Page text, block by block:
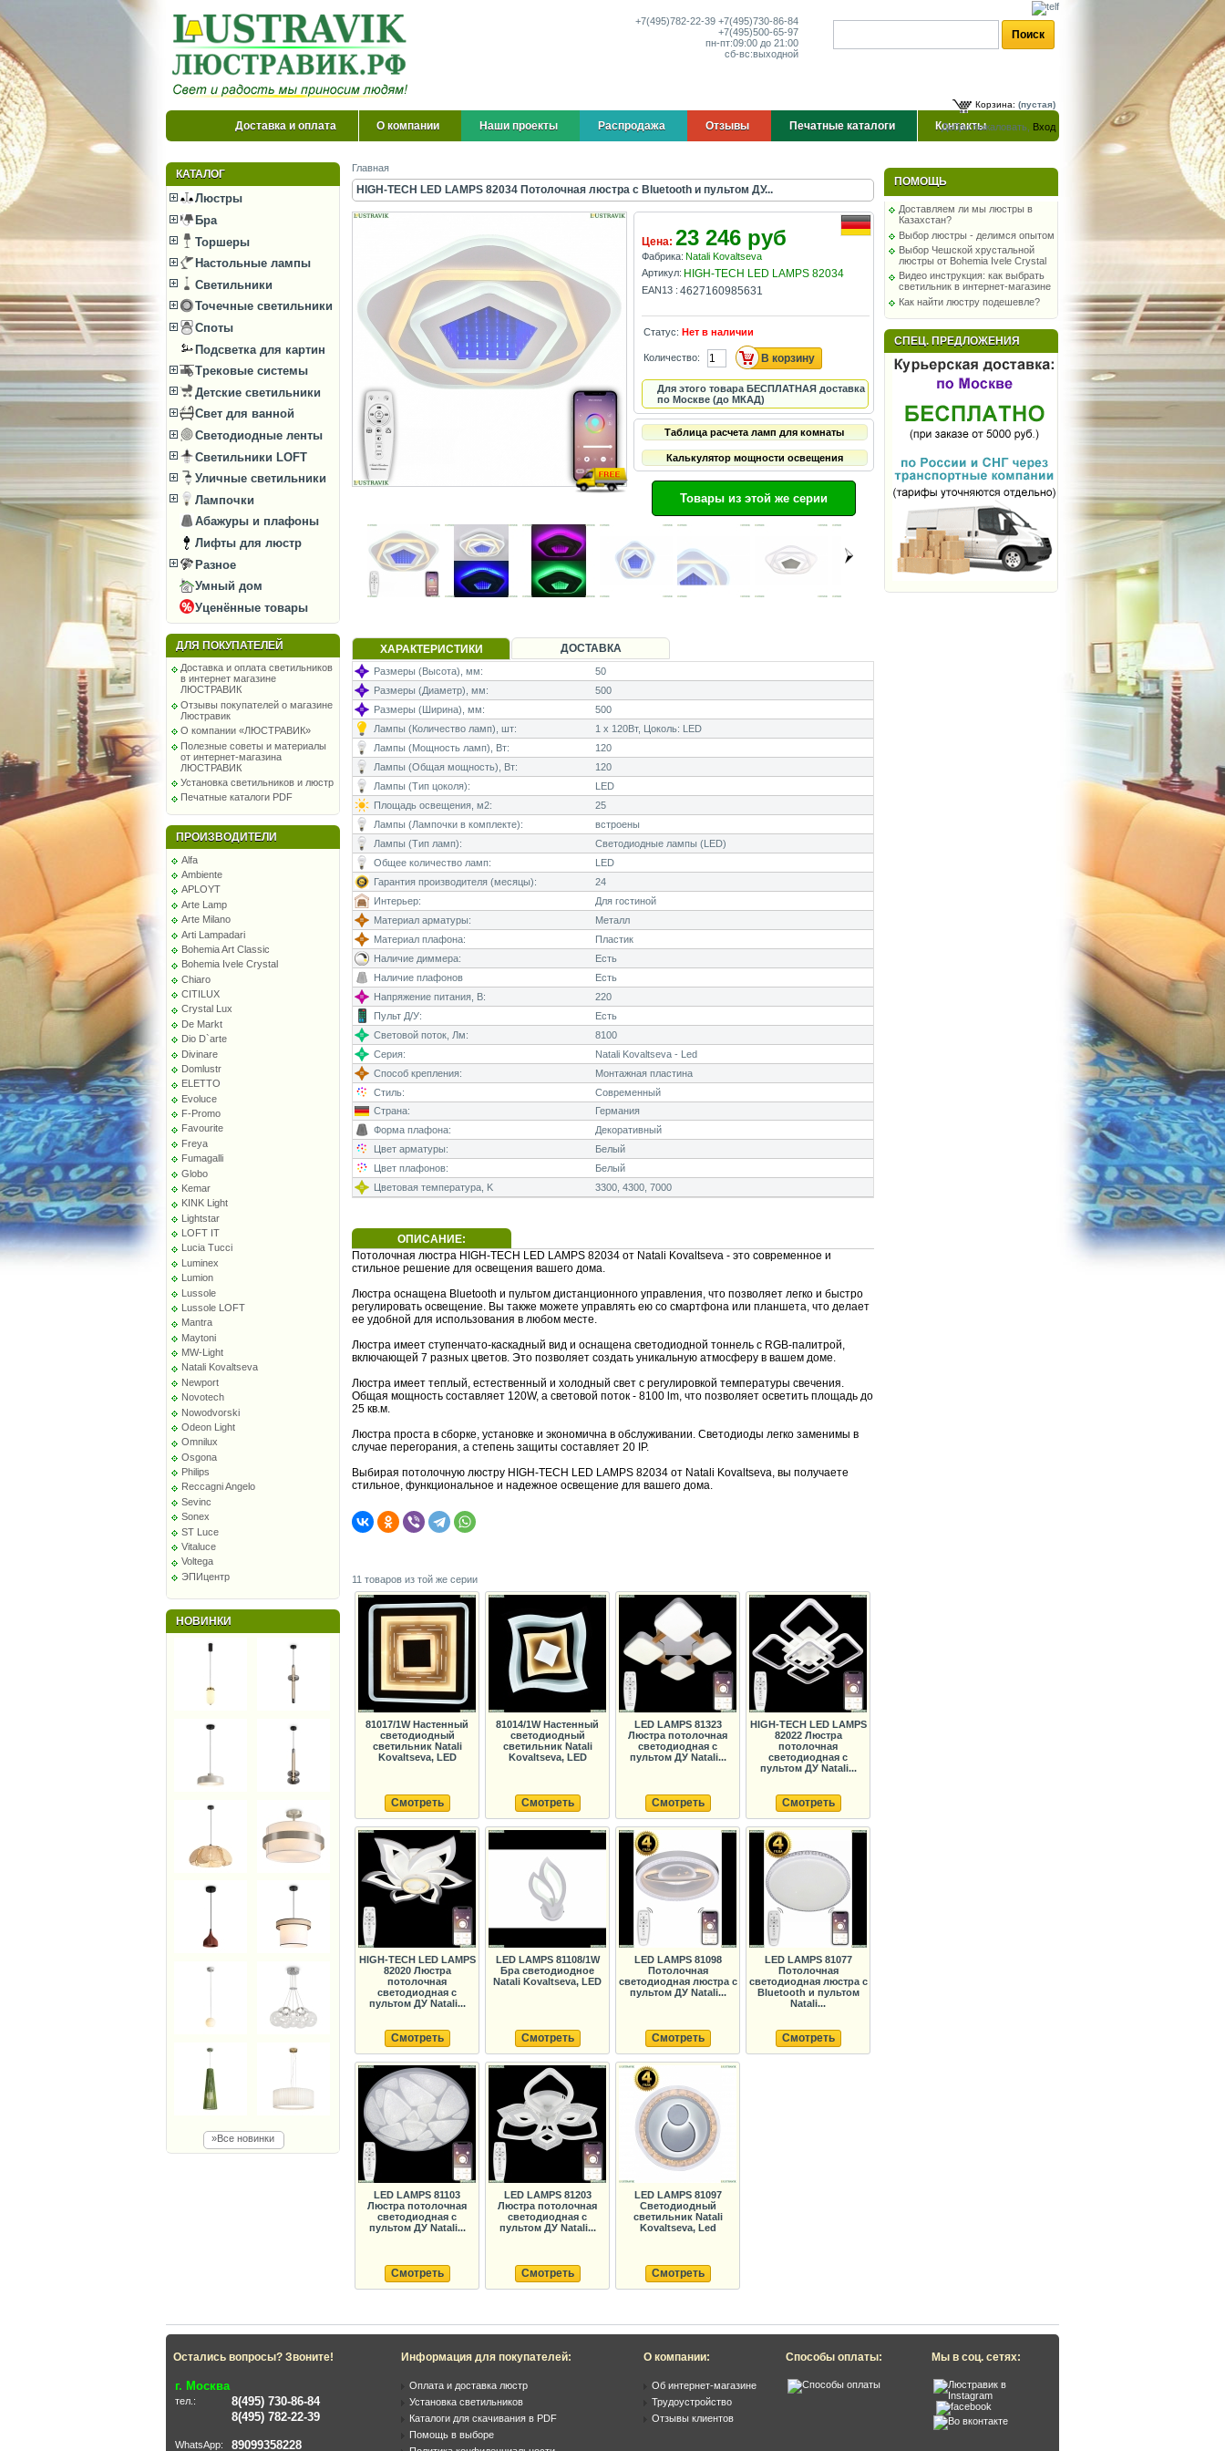
+7(495)782-22-39 +7(495)730-86-84
+7(495)500-65-97
пн-пт:09:00 до 21:00
сб-вс:выходной
Корзина: (пустая)
Добро пожаловать, Вход
Доставка и оплата О компании Наши проекты Распродажа Отзывы Печатные каталоги Контакты
КАТАЛОГ
Люстры
Бра
Торшеры
Настольные лампы
Светильники
Точечные светильники
Споты
Подсветка для картин
Трековые системы
Детские светильники
Свет для ванной
Светодиодные ленты
Светильники LOFT
Уличные светильники
Лампочки
Абажуры и плафоны
Лифты для люстр
Разное
Умный дом
Уценённые товары
ДЛЯ ПОКУПАТЕЛЕЙ
Доставка и оплата светильников
в интернет магазине
ЛЮСТРАВИК
Отзывы покупателей о магазине
Люстравик
О компании «ЛЮСТРАВИК»
Полезные советы и материалы
от интернет-магазина
ЛЮСТРАВИК
Установка светильников и люстр
Печатные каталоги PDF
ПРОИЗВОДИТЕЛИ
Alfa
Ambiente
APLOYT
Arte Lamp
Arte Milano
Arti Lampadari
Bohemia Art Classic
Bohemia Ivele Crystal
Chiaro
CITILUX
Crystal Lux
De Markt
Dio D`arte
Divinare
Domlustr
ELETTO
Evoluce
F-Promo
Favourite
Freya
Fumagalli
Globo
Kemar
KINK Light
Lightstar
LOFT IT
Lucia Tucci
Luminex
Lumion
Lussole
Lussole LOFT
Mantra
Maytoni
MW-Light
Natali Kovaltseva
Newport
Novotech
Nowodvorski
Odeon Light
Omnilux
Osgona
Philips
Reccagni Angelo
Sevinc
Sonex
ST Luce
Vitaluce
Voltega
ЭПИцентр
НОВИНКИ
»Все новинки
Главная
HIGH-TECH LED LAMPS 82034 Потолочная люстра с Bluetooth и пультом ДУ...
Цена: 23 246 руб
Фабрика: Natali Kovaltseva
Артикул: HIGH-TECH LED LAMPS 82034
EAN13 : 4627160985631
Статус: Нет в наличии
Количество:
Для этого товара БЕСПЛАТНАЯ доставка
по Москве (до МКАД)
Таблица расчета ламп для комнаты
Калькулятор мощности освещения
Товары из этой же серии
ХАРАКТЕРИСТИКИ ДОСТАВКА
Размеры (Высота), мм:
50
Размеры (Диаметр), мм:
500
Размеры (Ширина), мм:
500
Лампы (Количество ламп), шт:
1 x 120Вт, Цоколь: LED
Лампы (Мощность ламп), Вт:
120
Лампы (Общая мощность), Вт:
120
Лампы (Тип цоколя):
LED
Площадь освещения, м2:
25
Лампы (Лампочки в комплекте):
встроены
Лампы (Тип ламп):
Светодиодные лампы (LED)
Общее количество ламп:
LED
Гарантия производителя (месяцы):
24
Интерьер:
Для гостиной
Материал арматуры:
Металл
Материал плафона:
Пластик
Наличие диммера:
Есть
Наличие плафонов
Есть
Напряжение питания, В:
220
Пульт Д/У:
Есть
Световой поток, Лм:
8100
Серия:
Natali Kovaltseva - Led
Способ крепления:
Монтажная пластина
Стиль:
Современный
Страна:
Германия
Форма плафона:
Декоративный
Цвет арматуры:
Белый
Цвет плафонов:
Белый
Цветовая температура, K
3300, 4300, 7000
ОПИСАНИЕ:
Потолочная люстра HIGH-TECH LED LAMPS 82034 от Natali Kovaltseva - это современное и
стильное решение для освещения вашего дома.
Люстра оснащена Bluetooth и пультом дистанционного управления, что позволяет легко и быстро
регулировать освещение. Вы также можете управлять ею со смартфона или планшета, что делает
ее удобной для использования в любом месте.
Люстра имеет ступенчато-каскадный вид и оснащена светодиодной тоннель с RGB-палитрой,
включающей 7 разных цветов. Это позволяет создать уникальную атмосферу в вашем доме.
Люстра имеет теплый, естественный и холодный свет с регулировкой температуры свечения.
Общая мощность составляет 120W, а световой поток - 8100 lm, что позволяет осветить площадь до
25 кв.м.
Люстра проста в сборке, установке и экономична в обслуживании. Светодиоды легко заменимы в
случае перегорания, а степень защиты составляет 20 IP.
Выбирая потолочную люстру HIGH-TECH LED LAMPS 82034 от Natali Kovaltseva, вы получаете
стильное, функциональное и надежное освещение для вашего дома.
11 товаров из той же серии
81017/1W Настенный
светодиодный
светильник Natali
Kovaltseva, LED
Смотреть
81014/1W Настенный
светодиодный
светильник Natali
Kovaltseva, LED
Смотреть
LED LAMPS 81323
Люстра потолочная
светодиодная с
пультом ДУ Natali...
Смотреть
HIGH-TECH LED LAMPS
82022 Люстра
потолочная
светодиодная с
пультом ДУ Natali...
Смотреть
HIGH-TECH LED LAMPS
82020 Люстра
потолочная
светодиодная с
пультом ДУ Natali...
Смотреть
LED LAMPS 81108/1W
Бра светодиодное
Natali Kovaltseva, LED
Смотреть
LED LAMPS 81098
Потолочная
светодиодная люстра с
пультом ДУ Natali...
Смотреть
LED LAMPS 81077
Потолочная
светодиодная люстра с
Bluetooth и пультом
Natali...
Смотреть
LED LAMPS 81103
Люстра потолочная
светодиодная с
пультом ДУ Natali...
Смотреть
LED LAMPS 81203
Люстра потолочная
светодиодная с
пультом ДУ Natali...
Смотреть
LED LAMPS 81097
Светодиодный
светильник Natali
Kovaltseva, Led
Смотреть
ПОМОЩЬ
Доставляем ли мы люстры в
Казахстан?
Выбор люстры - делимся опытом
Выбор Чешской хрустальной
люстры от Bohemia Ivele Crystal
Видео инструкция: как выбрать
светильник в интернет-магазине
Как найти люстру подешевле?
СПЕЦ. ПРЕДЛОЖЕНИЯ
Остались вопросы? Звоните!
г. Москва
тел.:
8(495) 730-86-84
8(495) 782-22-39
WhatsApp: 89099358228
Информация для покупателей:
Оплата и доставка люстр
Установка светильников
Каталоги для скачивания в PDF
Помощь в выборе
О компании:
Об интернет-магазине
Трудоустройство
Отзывы клиентов
Способы оплаты: Мы в соц. сетях: